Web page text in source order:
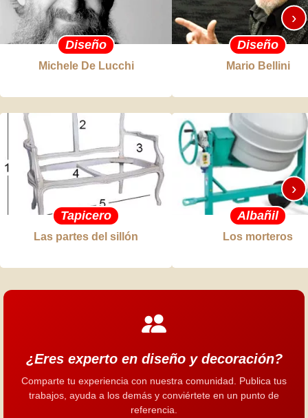
Diseño
Michele De Lucchi
Diseño
Mario Bellini
›
Tapicero
Las partes del sillón
Albañil
Los morteros
›
¿Eres experto en diseño y decoración?
Comparte tu experiencia con nuestra comunidad. Publica tus
trabajos, ayuda a los demás y conviértete en un punto de
referencia.